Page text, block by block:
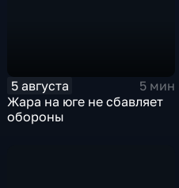
5 августа
5 мин
Жара на юге не сбавляет
обороны